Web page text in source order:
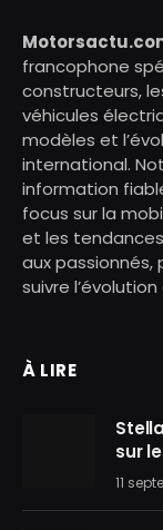
francophone
constructeurs,
véhicules
modèles et
international.
information
focus sur la
et les
aux
suivre
À LIRE
sur
11